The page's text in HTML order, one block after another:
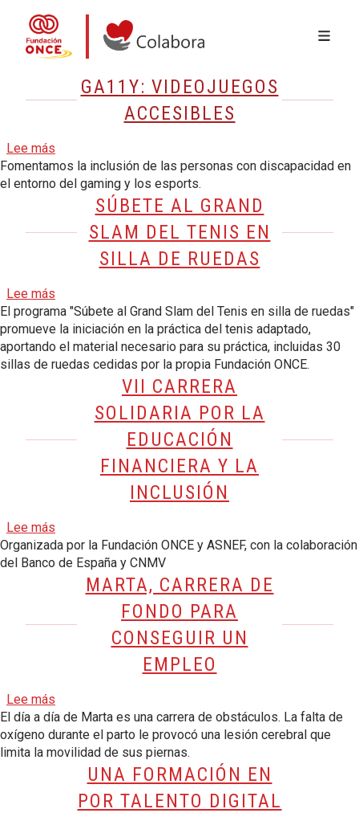
Colabora con la Fundación ONCE
Pasar al contenido principalGA11Y: VIDEOJUEGOS
ACCESIBLES
Lee más
Fomentamos la inclusión de las personas con discapacidad en
el entorno del gaming y los esports.
SÚBETE AL GRAND
SLAM DEL TENIS EN
SILLA DE RUEDAS
Lee más
El programa "Súbete al Grand Slam del Tenis en silla de ruedas"
promueve la iniciación en la práctica del tenis adaptado,
aportando el material necesario para su práctica, incluidas 30
sillas de ruedas cedidas por la propia Fundación ONCE.
VII CARRERA
SOLIDARIA POR LA
EDUCACIÓN
FINANCIERA Y LA
INCLUSIÓN
Lee más
Organizada por la Fundación ONCE y ASNEF, con la colaboración
del Banco de España y CNMV
MARTA, CARRERA DE
FONDO PARA
CONSEGUIR UN
EMPLEO
Lee más
El día a día de Marta es una carrera de obstáculos. La falta de
oxígeno durante el parto le provocó una lesión cerebral que
limita la movilidad de sus piernas.
UNA FORMACIÓN EN
POR TALENTO DIGITAL